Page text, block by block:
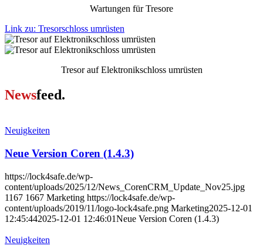
Wartungen für Tresore
Link zu: Tresorschloss umrüsten
Tresor auf Elektronikschloss umrüsten
Newsfeed.
Neuigkeiten
Neue Version Coren (1.4.3)
https://lock4safe.de/wp-
content/uploads/2025/12/News_CorenCRM_Update_Nov25.jpg
1167 1667 Marketing https://lock4safe.de/wp-
content/uploads/2019/11/logo-lock4safe.png Marketing2025-12-01
12:45:442025-12-01 12:46:01Neue Version Coren (1.4.3)
Neuigkeiten